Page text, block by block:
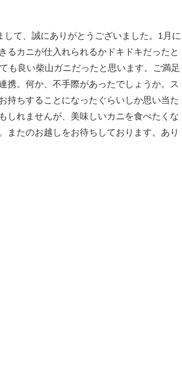
て、誠にありがとうございました。1月に
るカニが仕入れられるかドキドキだったと
も良い柴山ガニだったと思います。ご満足
携。何か、不手際があったでしょうか。ス
持ちすることになったぐらいしか思い当た
しれませんが、美味しいカニを食べたくな
またのお越しをお待ちしております。あり